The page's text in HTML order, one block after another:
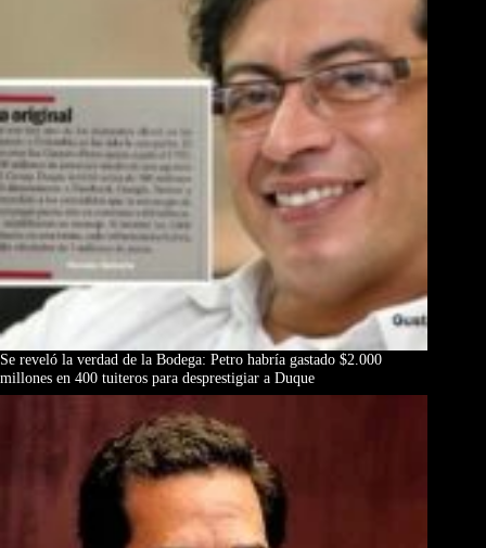
Se reveló la verdad de la Bodega: Petro habría gastado $2.000
millones en 400 tuiteros para desprestigiar a Duque